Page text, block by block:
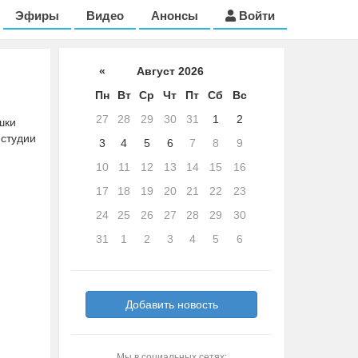
Эфиры Видео Анонсы Войти
«
Август 2026
Пн
Вт Ср Чт Пт Сб
Вс
27
28 29 30 31 1
2
3
4 5 6 7 8
9
10
11 12 13 14 15
16
17
18 19 20 21 22
23
24
25 26 27 28 29
30
31
1 2 3 4 5 6
Добавить новость